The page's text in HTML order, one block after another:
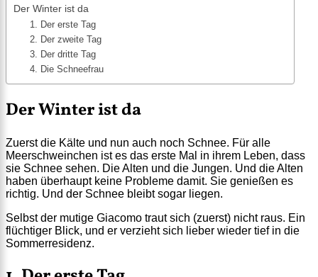
Der Winter ist da
1. Der erste Tag
2. Der zweite Tag
3. Der dritte Tag
4. Die Schneefrau
Der Winter ist da
Zuerst die Kälte und nun auch noch Schnee. Für alle
Meerschweinchen ist es das erste Mal in ihrem Leben, dass
sie Schnee sehen. Die Alten und die Jungen. Und die Alten
haben überhaupt keine Probleme damit. Sie genießen es
richtig. Und der Schnee bleibt sogar liegen.
Selbst der mutige Giacomo traut sich (zuerst) nicht raus. Ein
flüchtiger Blick, und er verzieht sich lieber wieder tief in die
Sommerresidenz.